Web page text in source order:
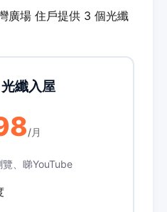
廣場 住戶提供 3 個光纖
纖入屋
/月
、睇YouTube